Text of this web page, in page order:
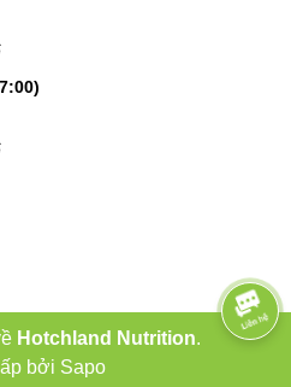
Hotchland Nutrition.
bởi Sapo